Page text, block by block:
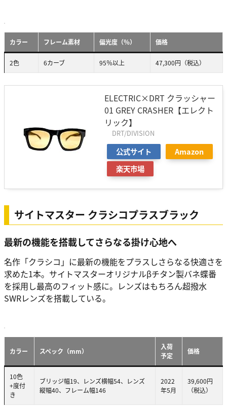
カラー フレーム素材 偏光度（％） 価格
2色 6カーブ 95％以上 47,300円（税込）
ELECTRIC×DRT クラッシャー
01 GREY CRASHER【エレクト
リック】
DRT/DIVISION
公式サイト
Amazon
楽天市場
サイトマスター クラシコプラスブラック
最新の機能を搭載してさらなる掛け心地へ
名作「クラシコ」に最新の機能をプラスしさらなる快適さを
求めた1本。サイトマスターオリジナルβチタン製バネ蝶番
を採用し最高のフィット感に。レンズはもちろん超撥水
SWRレンズを搭載している。
カラー スペック（mm）
入荷
予定
価格
10色
+度付
き
ブリッジ幅19、レンズ横幅54、レンズ
縦幅40、フレーム幅146
2022
年5月
39,600円
（税込）